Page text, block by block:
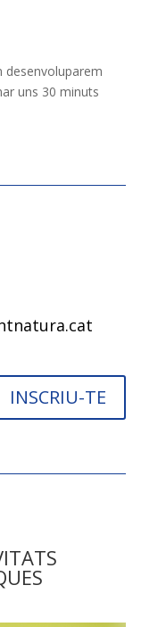
desenvoluparem
uns 30 minuts
INSCRIU-TE